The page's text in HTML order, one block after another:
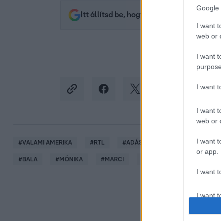
Google
I want
web or
I want
I want
I want
web or
I want
or app.
I want
I want
Itt állítsd be, hogy az RTL.hu az elsők
#VALAMI AMERIKA #RTL #ADÁSRÉSZLETEK CSUJA
#BALA #MÓNIKA #MARCI